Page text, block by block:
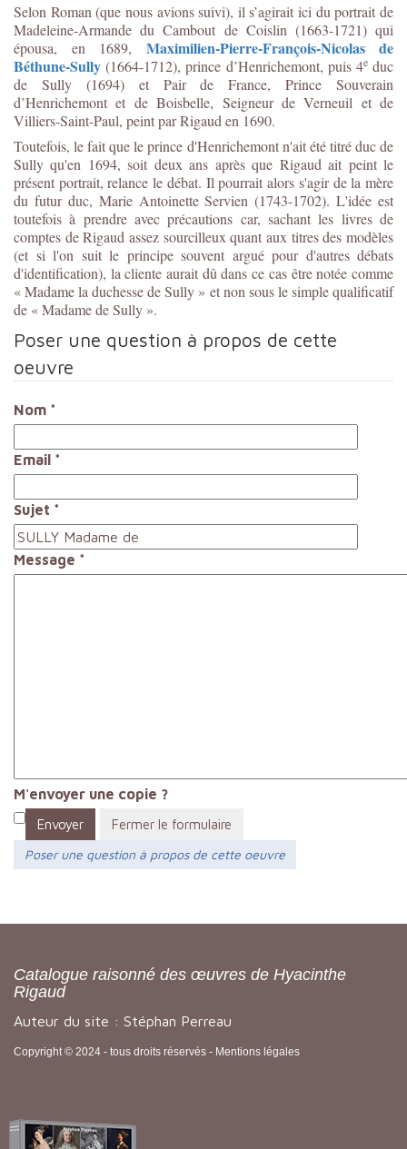
Selon Roman (que nous avions suivi), il s’agirait ici du portrait de
Madeleine-Armande du Cambout de Coislin (1663-1721) qui
épousa, en 1689, Maximilien-Pierre-François-Nicolas de
Béthune-Sully (1664-1712), prince d’Henrichemont, puis 4educ
de Sully (1694) et Pair de France, Prince Souverain
d’Henrichemont et de Boisbelle, Seigneur de Verneuil et de
Villiers-Saint-Paul, peint par Rigaud en 1690.
Toutefois, le fait que le prince d'Henrichemont n'ait été titré duc de
Sully qu'en 1694, soit deux ans après que Rigaud ait peint le
présent portrait, relance le débat. Il pourrait alors s'agir de la mère
du futur duc, Marie Antoinette Servien (1743-1702). L'idée est
toutefois à prendre avec précautions car, sachant les livres de
comptes de Rigaud assez sourcilleux quant aux titres des modèles
(et si l'on suit le principe souvent argué pour d'autres débats
d'identification), la cliente aurait dû dans ce cas être notée comme
« Madame la duchesse de Sully » et non sous le simple qualificatif
de « Madame de Sully ».
Poser une question à propos de cette
oeuvre
Nom *
Email *
Sujet *
Message *
M'envoyer une copie ?
Envoyer
Fermer le formulaire
Poser une question à propos de cette oeuvre
Catalogue raisonné des œuvres de Hyacinthe
Rigaud
Auteur du site : Stéphan Perreau
Copyright © 2024 - tous droits réservés - Mentions légales